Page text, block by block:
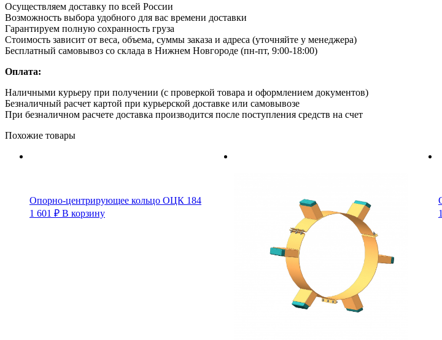
Осуществляем доставку по всей России
Возможность выбора удобного для вас времени доставки
Гарантируем полную сохранность груза
Стоимость зависит от веса, объема, суммы заказа и адреса (уточняйте у менеджера)
Бесплатный самовывоз со склада в Нижнем Новгороде (пн-пт, 9:00-18:00)
Оплата:
Наличными курьеру при получении (с проверкой товара и оформлением документов)
Безналичный расчет картой при курьерской доставке или самовывозе
При безналичном расчете доставка производится после поступления средств на счет
Похожие товары
Опорно-центрирующее кольцо ОЦК 184
1 601 ₽ В корзину